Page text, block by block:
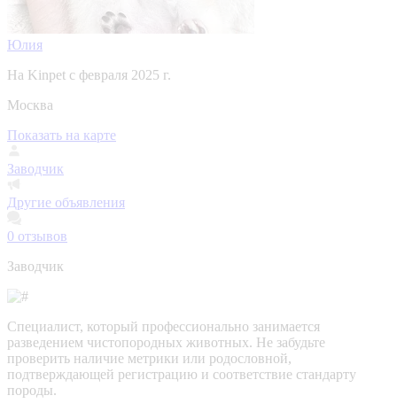
Юлия
На Kinpet c февраля 2025 г.
Москва
Показать на карте
Заводчик
Другие объявления
0 отзывов
Заводчик
Специалист, который профессионально занимается
разведением чистопородных животных. Не забудьте
проверить наличие метрики или родословной,
подтверждающей регистрацию и соответствие стандарту
породы.